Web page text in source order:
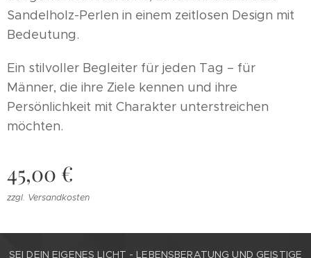
Sandelholz-Perlen in einem zeitlosen Design mit
Bedeutung.
Ein stilvoller Begleiter für jeden Tag – für
Männer, die ihre Ziele kennen und ihre
Persönlichkeit mit Charakter unterstreichen
möchten.
45,00 €
zzgl. Versandkosten
SEI DEIN EIGENES LICHT - LEBENSBERATUNG UND GEISTIGE